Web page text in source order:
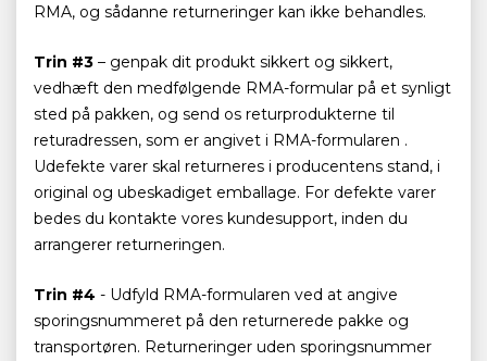
RMA, og sådanne returneringer kan ikke behandles.
Trin #3 – genpak dit produkt sikkert og sikkert,
vedhæft den medfølgende RMA-formular på et synligt
sted på pakken, og send os returprodukterne til
returadressen, som er angivet i RMA-formularen .
Udefekte varer skal returneres i producentens stand, i
original og ubeskadiget emballage. For defekte varer
bedes du kontakte vores kundesupport, inden du
arrangerer returneringen.
Trin #4 - Udfyld RMA-formularen ved at angive
sporingsnummeret på den returnerede pakke og
transportøren. Returneringer uden sporingsnummer